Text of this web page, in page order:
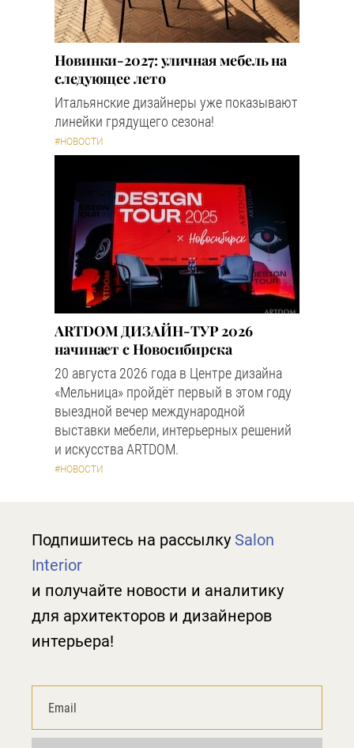
Новинки-2027: уличная мебель на
следующее лето
Итальянские дизайнеры уже показывают
линейки грядущего сезона!
#НОВОСТИ
ARTDOM ДИЗАЙН-ТУР 2026
начинает с Новосибирска
20 августа 2026 года в Центре дизайна
«Мельница» пройдёт первый в этом году
выездной вечер международной
выставки мебели, интерьерных решений
и искусства ARTDOM.
#НОВОСТИ
Подпишитесь на рассылку Salon
Interior
и получайте новости и аналитику
для архитекторов и дизайнеров
интерьера!